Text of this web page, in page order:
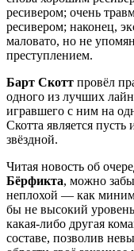
ресивером; очень
ресивером; наконец,
маловато, но не
преступлением.
Барт Скотт провёл
одного из лучших
игравшего с ним на
Скотта является
звёздной.
Читая новость об
Бёрфикта, можно
неплохой — как
бы не высокий
какая-либо другая
составе, позволив